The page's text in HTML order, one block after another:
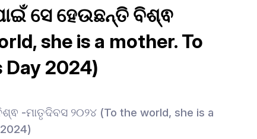
ସେ ହେଉଛନ୍ତି ବିଶ୍ଵ
she is a mother. To
Day 2024)
-ମାତୃଦିବସ ୨୦୨୪ (To the world, she is a